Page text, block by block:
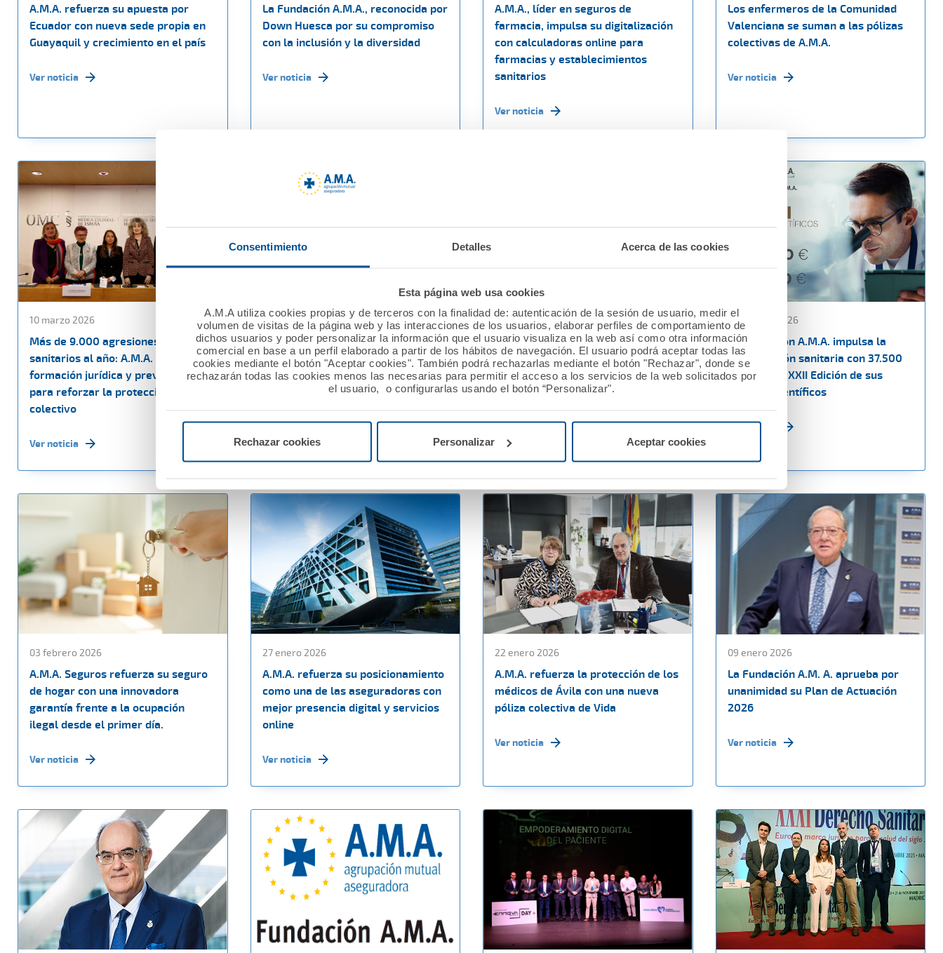
Consentimiento Detalles Acerca de las cookies
Esta página web usa cookies
A.M.A utiliza cookies propias y de terceros con la finalidad de: autenticación de la sesión de usuario, medir el
volumen de visitas de la página web y las interacciones de los usuarios, elaborar perfiles de comportamiento de
dichos usuarios y poder personalizar la información que el usuario visualiza en la web así como otra información
comercial en base a un perfil elaborado a partir de los hábitos de navegación. El usuario podrá aceptar todas las
cookies mediante el botón "Aceptar cookies". También podrá rechazarlas mediante el botón "Rechazar", donde se
rechazarán todas las cookies menos las necesarias para permitir el acceso a los servicios de la web solicitados por
el usuario, o configurarlas usando el botón “Personalizar".
Rechazar cookies Personalizar Aceptar cookies
A.M.A. refuerza su apuesta por
Ecuador con nueva sede propia en
Guayaquil y crecimiento en el país
Ver noticia
La Fundación A.M.A., reconocida por
Down Huesca por su compromiso
con la inclusión y la diversidad
Ver noticia
A.M.A., líder en seguros de
farmacia, impulsa su digitalización
con calculadoras online para
farmacias y establecimientos
sanitarios
Ver noticia
Los enfermeros de la Comunidad
Valenciana se suman a las pólizas
colectivas de A.M.A.
Ver noticia
10 marzo 2026
Más de 9.000 agresiones a
sanitarios al año: A.M.A. impulsa
formación jurídica y prevención
para reforzar la protección del
colectivo
Ver noticia
27 febrero 2026
La Fundación A.M.A. concede
60.000 euros a nueve proyectos
sociales en la XII edición del Premio
Nacional Mutualista Solidario.
Ver noticia
13 febrero 2026
A.M.A. reafirma su apoyo a los
profesionales sanitarios en las
Jornadas PostMIR del Grupo CTO
13 febrero 2026
La Fundación A.M.A. impulsa la
investigación sanitaria con 37.500
euros en la XXII Edición de sus
Premios Científicos
Ver noticia
03 febrero 2026
A.M.A. Seguros refuerza su seguro
de hogar con una innovadora
garantía frente a la ocupación
ilegal desde el primer día.
Ver noticia
27 enero 2026
A.M.A. refuerza su posicionamiento
como una de las aseguradoras con
mejor presencia digital y servicios
online
Ver noticia
22 enero 2026
A.M.A. refuerza la protección de los
médicos de Ávila con una nueva
póliza colectiva de Vida
Ver noticia
09 enero 2026
La Fundación A.M. A. aprueba por
unanimidad su Plan de Actuación
2026
Ver noticia